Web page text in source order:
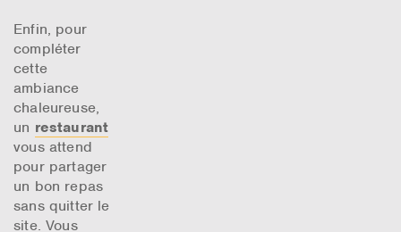
Enfin, pour
compléter
cette
ambiance
chaleureuse,
un restaurant
vous attend
pour partager
un bon repas
sans quitter le
site. Vous